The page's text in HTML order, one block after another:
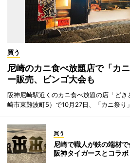
買う
尼崎のカニ食べ放題店で「カ
ー販売、ビンゴ大会も
阪神尼崎駅近くのカニ食べ放題の店「ど
崎市東難波町5）で10月27日、「カニ祭り
買う
尼崎で職人が鉄の端材
阪神タイガースとコラボ